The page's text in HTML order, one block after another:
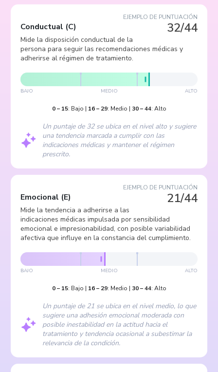
EJEMPLO DE PUNTUACIÓN
32/44
Conductual (C)
Mide la disposición conductual de la
persona para seguir las recomendaciones médicas y
adherirse al régimen de tratamiento.
BAJO MEDIO ALTO
0– 15: Bajo | 16– 29: Medio | 30–44: Alto
Un puntaje de 32 se ubica en el nivel alto y sugiere
una tendencia marcada a cumplir con las
indicaciones médicas y mantener el régimen
prescrito.
EJEMPLO DE PUNTUACIÓN
21/44
Emocional (E)
Mide la tendencia a adherirse a las
indicaciones médicas impulsada por sensibilidad
emocional e impresionabilidad, con posible variabilidad
afectiva que influye en la constancia del cumplimiento.
BAJO MEDIO ALTO
0– 15: Bajo | 16– 29: Medio | 30–44: Alto
Un puntaje de 21 se ubica en el nivel medio, lo que
sugiere una adhesión emocional moderada con
posible inestabilidad en la actitud hacia el
tratamiento y tendencia ocasional a subestimar la
relevancia de la condición.